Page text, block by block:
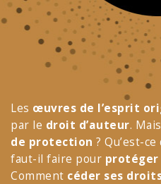
Les œuvres de l’esprit
par le droit d’auteur.
de protection ? Qu’est-ce
faut-il faire pour protéger
Comment céder ses